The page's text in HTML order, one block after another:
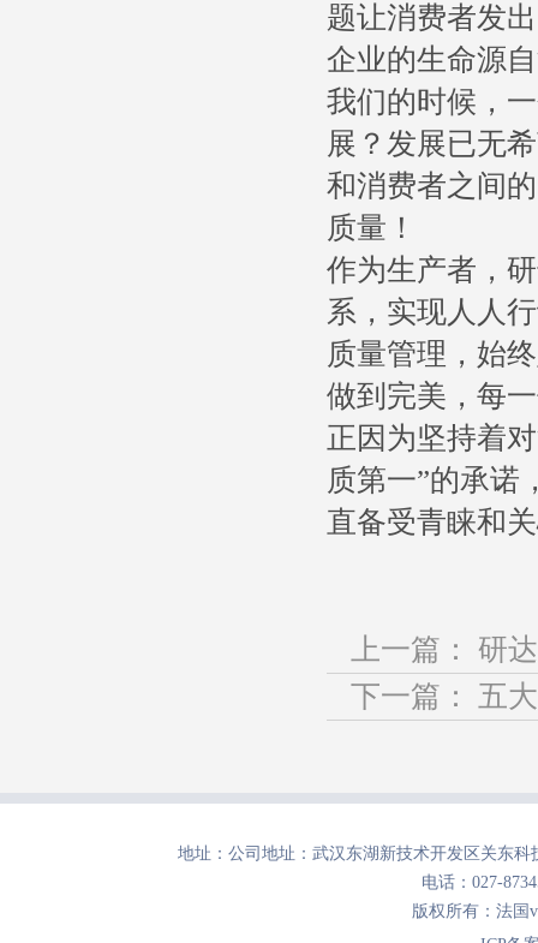
题让消费者发
企业的生命源
我们的时候，
展？发展已无
和消费者之间
质量！
作为生产者，
系，实现人人
质量管理，始
做到完美，每
正因为坚持着
质第一”的承诺
直备受青睐和
上一篇： 研
下一篇： 五
地址：公司地址：武汉东湖新技术开发区关东
电话：027-
版权所有：法